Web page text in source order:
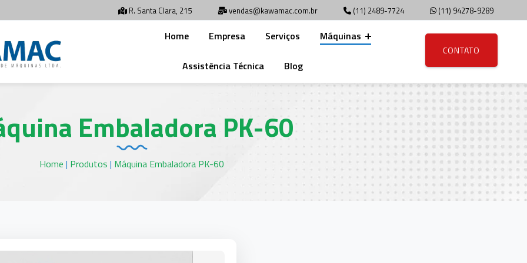
R. Santa Clara, 215 vendas@kawamac.com.br (11) 2489-7724 (11) 94278-9289
Home Empresa Serviços Máquinas
Assistência Técnica Blog
CONTATO
Embaladora PK-60
Home | Produtos | Máquina Embaladora PK-60